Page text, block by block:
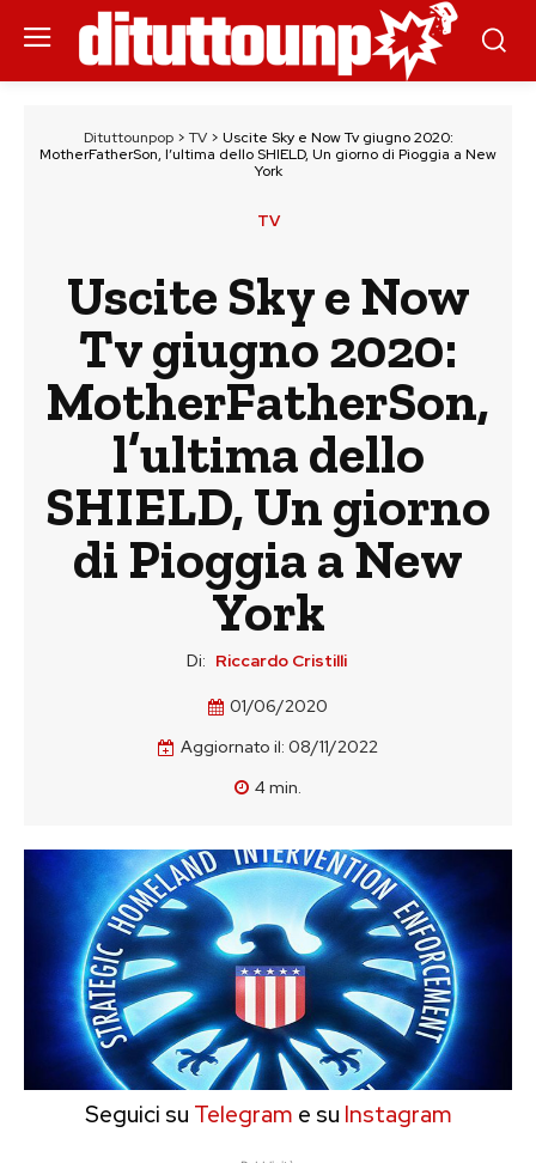
Dituttounpop> TV> Uscite Sky e Now Tv giugno 2020:
MotherFatherSon, l’ultima dello SHIELD, Un giorno di Pioggia a New
York
TV
Uscite Sky e Now
Tv giugno 2020:
MotherFatherSon,
l’ultima dello
SHIELD, Un giorno
di Pioggia a New
York
Di: Riccardo Cristilli
01/06/2020
Aggiornato il: 08/11/2022
4min.
Seguici su Telegram e su Instagram